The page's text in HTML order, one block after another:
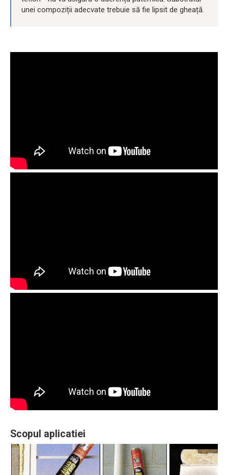
unei compoziții adecvate trebuie să fie lipsit de gheață.
Scopul aplicatiei